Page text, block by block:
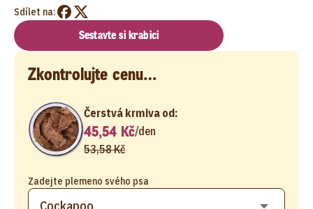
Sdílet na:
Sestavte si krabici
Zkontrolujte cenu…
Zadejte plemeno svého psa
Čerstvá krmiva od:
45,54 Kč/den
53,58 Kč